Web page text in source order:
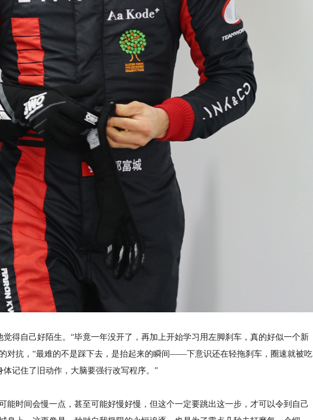
得自己好陌生。“毕竟一年没开了，再加上开始学习用左脚刹车，真的好似一个新
对抗，“最难的不是踩下去，是抬起来的瞬间——下意识还在轻拖刹车，圈速就被吃
记住了旧动作，大脑要强行改写程序。”
能时间会慢一点，甚至可能好慢好慢，但这个一定要跳出这一步，才可以令到自己